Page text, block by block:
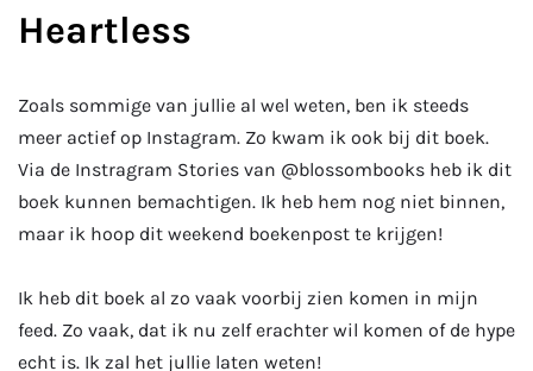
Heartless
Zoals sommige van jullie al wel weten, ben ik steeds
meer actief op Instagram. Zo kwam ik ook bij dit boek.
Via de Instragram Stories van @blossombooks heb ik dit
boek kunnen bemachtigen. Ik heb hem nog niet binnen,
maar ik hoop dit weekend boekenpost te krijgen!
Ik heb dit boek al zo vaak voorbij zien komen in mijn
feed. Zo vaak, dat ik nu zelf erachter wil komen of de hype
echt is. Ik zal het jullie laten weten!